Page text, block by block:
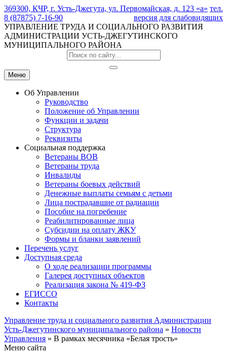
369300, КЧР, г. Усть-Джегута, ул. Первомайская, д. 123 «а» тел.
8 (87875) 7-16-90
версия для слабовидящих
УПРАВЛЕНИЕ ТРУДА И СОЦИАЛЬНОГО РАЗВИТИЯ
АДМИНИСТРАЦИИ УСТЬ-ДЖЕГУТИНСКОГО
МУНИЦИПАЛЬНОГО РАЙОНА
Меню
Об Управлении
Руководство
Положение об Управлении
Функции и задачи
Структура
Реквизиты
Социальная поддержка
Ветераны ВОВ
Ветераны труда
Инвалиды
Ветераны боевых действий
Денежные выплаты семьям с детьми
Лица пострадавшие от радиации
Пособие на погребение
Реабилитированные лица
Субсидии на оплату ЖКУ
Формы и бланки заявлений
Перечень услуг
Доступная среда
О ходе реализации программы
Галерея доступных объектов
Реализация закона № 419-ФЗ
ЕГИСCО
Контакты
Управление труда и социального развития Администрации
Усть-Джегутинского муниципального района » Новости
Управления » В рамках месячника «Белая трость»
Меню сайта